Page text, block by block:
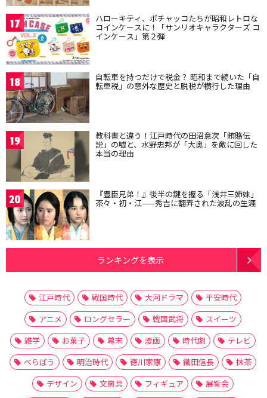
17 ハローキティ、ポチャッコたちが昭和レトロな
コインケースに！「サンリオキャラクターズ コ
インケース」第２弾
18 自転車を持つだけで税金？ 昭和まで続いた「自
転車税」の意外な歴史と脱税が横行した理由
19 教科書と違う！江戸時代の田沼意次「賄賂伝
説」の嘘と、水野忠邦が「大奥」を敵に回した
本当の理由
20 『豊臣兄弟！』後半の鍵を握る「浅井三姉妹」
茶々・初・江——秀吉に翻弄された波乱の生涯
ランキングを表示
江戸時代 戦国時代 大河ドラマ
平安時代
アニメ
ロングセラー 戦国武将
スイーツ
雑学
お菓子 幕末 漫画 時代劇
テレビ
べらぼう
明治時代 徳川家康 織田信長
抹茶
デザイン
文房具 フィギュア
展覧会